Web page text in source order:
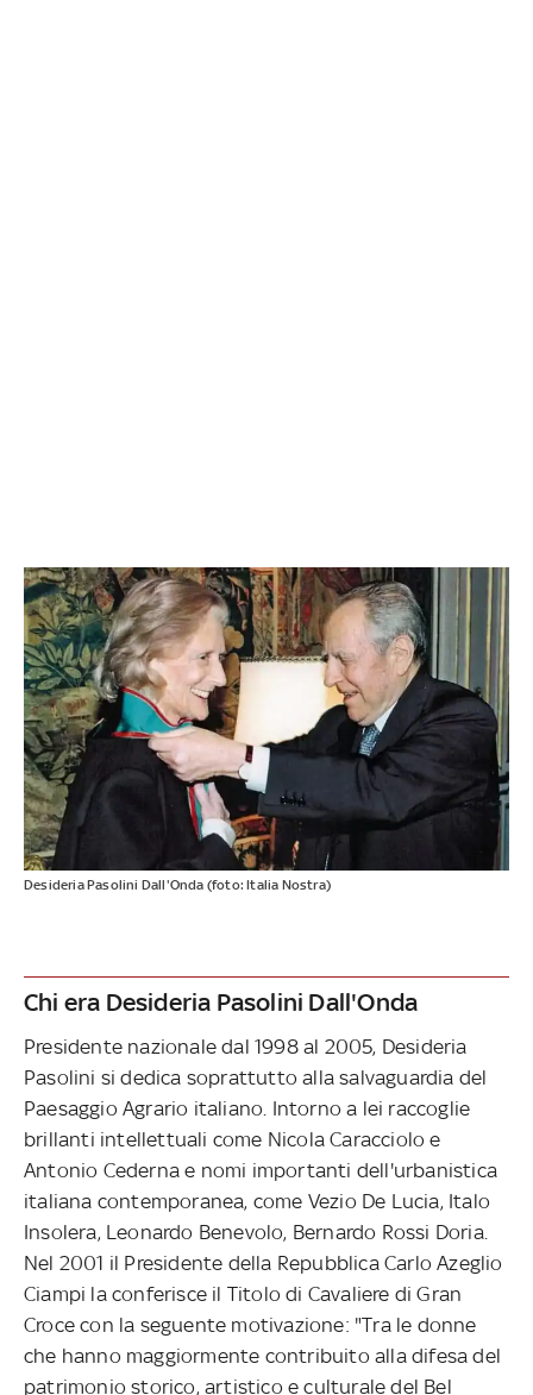
Desideria Pasolini Dall'Onda (foto: Italia Nostra)
Chi era Desideria Pasolini Dall'Onda
Presidente nazionale dal 1998 al 2005, Desideria
Pasolini si dedica soprattutto alla salvaguardia del
Paesaggio Agrario italiano. Intorno a lei raccoglie
brillanti intellettuali come Nicola Caracciolo e
Antonio Cederna e nomi importanti dell'urbanistica
italiana contemporanea, come Vezio De Lucia, Italo
Insolera, Leonardo Benevolo, Bernardo Rossi Doria.
Nel 2001 il Presidente della Repubblica Carlo Azeglio
Ciampi la conferisce il Titolo di Cavaliere di Gran
Croce con la seguente motivazione: "Tra le donne
che hanno maggiormente contribuito alla difesa del
patrimonio storico, artistico e culturale del Bel